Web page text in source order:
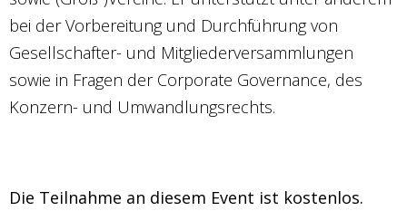
bei der Vorbereitung und Durchführung von
Gesellschafter- und Mitgliederversammlungen
sowie in Fragen der Corporate Governance, des
Konzern- und Umwandlungsrechts.
Die Teilnahme an diesem Event ist kostenlos.